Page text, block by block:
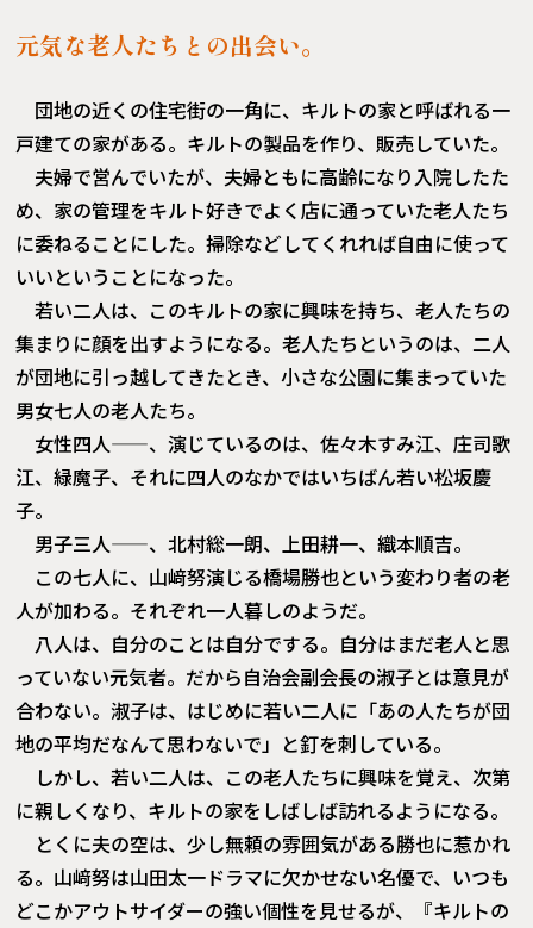
元気な老人たちとの出会い。
団地の近くの住宅街の一角に、キルトの家と呼ばれる一
戸建ての家がある。キルトの製品を作り、販売していた。
夫婦で営んでいたが、夫婦ともに高齢になり入院したた
め、家の管理をキルト好きでよく店に通っていた老人たち
に委ねることにした。掃除などしてくれれば自由に使って
いいということになった。
若い二人は、このキルトの家に興味を持ち、老人たちの
集まりに顔を出すようになる。老人たちというのは、二人
が団地に引っ越してきたとき、小さな公園に集まっていた
男女七人の老人たち。
女性四人——、演じているのは、佐々木すみ江、庄司歌
江、緑魔子、それに四人のなかではいちばん若い松坂慶
子。
男子三人——、北村総一朗、上田耕一、織本順吉。
この七人に、山﨑努演じる橋場勝也という変わり者の老
人が加わる。それぞれ一人暮しのようだ。
八人は、自分のことは自分でする。自分はまだ老人と思
っていない元気者。だから自治会副会長の淑子とは意見が
合わない。淑子は、はじめに若い二人に「あの人たちが団
地の平均だなんて思わないで」と釘を刺している。
しかし、若い二人は、この老人たちに興味を覚え、次第
に親しくなり、キルトの家をしばしば訪れるようになる。
とくに夫の空は、少し無頼の雰囲気がある勝也に惹かれ
る。山﨑努は山田太一ドラマに欠かせない名優で、いつも
どこかアウトサイダーの強い個性を見せるが、『キルトの